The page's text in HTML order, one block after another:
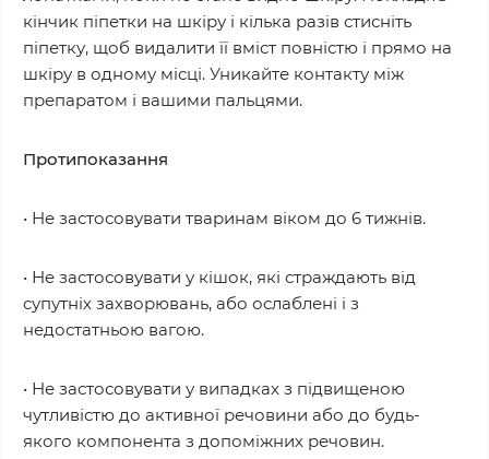
кінчик піпетки на шкіру і кілька разів стисніть
піпетку, щоб видалити її вміст повністю і прямо на
шкіру в одному місці. Уникайте контакту між
препаратом і вашими пальцями.
Протипоказання
• Не застосовувати тваринам віком до 6 тижнів.
• Не застосовувати у кішок, які страждають від
супутніх захворювань, або ослаблені і з
недостатньою вагою.
• Не застосовувати у випадках з підвищеною
чутливістю до активної речовини або до будь-
якого компонента з допоміжних речовин.